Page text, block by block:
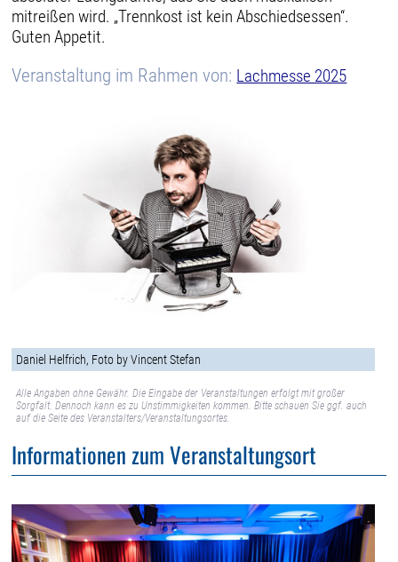
mitreißen wird. „Trennkost ist kein Abschiedsessen“.
Guten Appetit.
Veranstaltung im Rahmen von: Lachmesse 2025
Daniel Helfrich, Foto by Vincent Stefan
Alle Angaben ohne Gewähr. Die Eingabe der Veranstaltungen erfolgt mit großer
Sorgfalt. Dennoch kann es zu Unstimmigkeiten kommen. Bitte schauen Sie ggf. auch
auf die Seite des Veranstalters/Veranstaltungsortes.
Informationen zum Veranstaltungsort